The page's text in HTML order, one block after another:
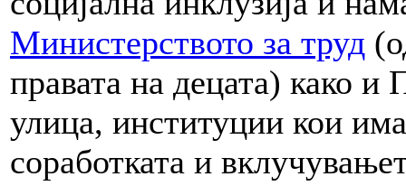
Министерството за труд
правата на децата) како
улица, институции кои
соработката и